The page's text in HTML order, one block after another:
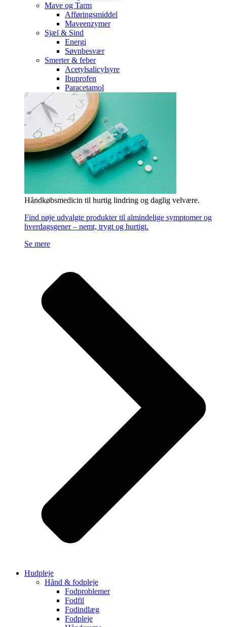
Mave og Tarm
Afføringsmiddel
Maveenzymer
Sjæl & Sind
Energi
Søvnbesvær
Smerter & feber
Acetylsalicylsyre
Ibuprofen
Paracetamol
Håndkøbsmedicin til hurtig lindring og daglig velvære.
Find nøje udvalgte produkter til almindelige symptomer og
hverdagsgener – nemt, trygt og hurtigt.
Se mere
Hudpleje
Hånd & fodpleje
Fodproblemer
Fodfil
Fodindlæg
Fodpleje